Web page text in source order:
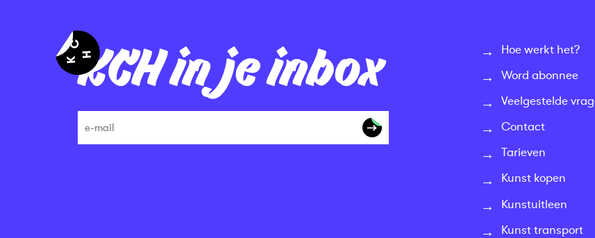
KCH in je inbox
Hoe werkt het?
Word abonnee
Veelgestelde
Contact
Tarieven
Kunst kopen
Kunstuitleen
Kunst transport